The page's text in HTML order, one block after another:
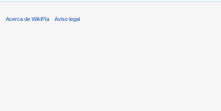
Acerca de WikiPía Aviso legal